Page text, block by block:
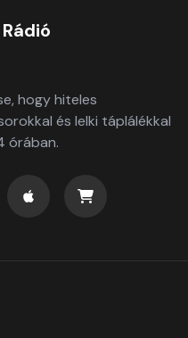
hogy hiteles
és lelki táplálékkal
órában.